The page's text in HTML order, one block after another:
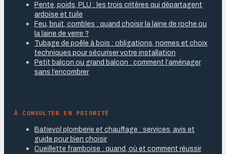
Pente, poids, PLU : les trois critères qui départagent
ardoise et tuile
Feu, bruit, combles : quand choisir la laine de roche ou
la laine de verre ?
Tubage de poêle à bois : obligations, normes et choix
techniques pour sécuriser votre installation
Petit balcon ou grand balcon : comment l’aménager
sans l’encombrer
À CONSULTER EN PRIORITÉ
Batievol plomberie et chauffage : services, avis et
guide pour bien choisir
Cueillette framboise : quand, où et comment réussir